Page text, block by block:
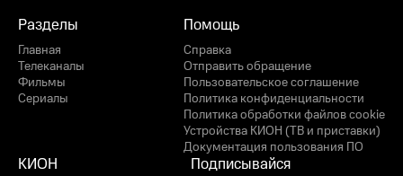
Разделы
Главная
Телеканалы
Фильмы
Сериалы
Помощь
Справка
Отправить обращение
Пользовательское соглашение
Политика конфиденциальности
Политика обработки файлов cookie
Устройства КИОН (ТВ и приставки)
Документация пользования ПО
КИОН Подписывайся